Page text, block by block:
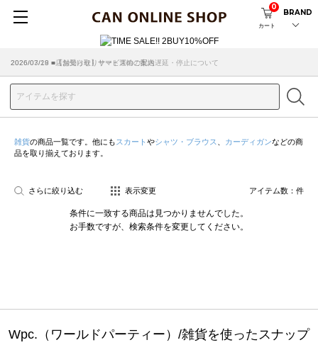
カート
0
BRAND
2026/07/29 ■【お知らせ】ヤマト運輸の配送遅延・停止について
2026/03/18 ■店舗受け取りサービスのご案内
雑貨の商品一覧です。他にも スカート やシャツ・ブラウス カーディガンなどの商
品を取り揃えております。
さらに絞り込む 表示変更 アイテム数： 件
条件に一致する商品は見つかりませんでした。
お手数ですが、検索条件を変更してください。
Wpc.（ワールドパーティー）/雑貨を使ったスナップ